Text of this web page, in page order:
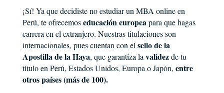
¡Sí! Ya que decidiste no estudiar un MBA online en
Perú, te ofrecemoseducación europeapara que hagas
carrera en el extranjero. Nuestras titulaciones son
internacionales, pues cuentan con elsello de la
Apostilla de la Haya, que garantiza lavalidezde tu
título en Perú, Estados Unidos, Europa o Japón, entre
otros países (más de 100).